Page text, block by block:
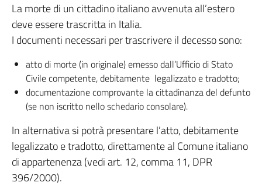
La morte di un cittadino italiano avvenuta all’estero
deve essere trascritta in Italia.
I documenti necessari per trascrivere il decesso sono:
atto di morte (in originale) emesso dall’Ufficio di Stato
Civile competente, debitamente legalizzato e tradotto;
documentazione comprovante la cittadinanza del defunto
(se non iscritto nello schedario consolare).
In alternativa si potrà presentare l’atto, debitamente
legalizzato e tradotto, direttamente al Comune italiano
di appartenenza (vedi art. 12, comma 11, DPR
396/2000).